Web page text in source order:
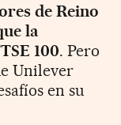
de Reino
la
100. Pero
Unilever
en su